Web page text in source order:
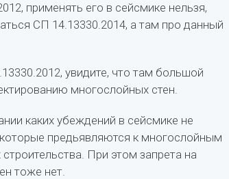
применять его в сейсмике нельзя,
СП 14.13330.2014, а там про данный
увидите, что там большой
многослойных стен.
каких убеждений в сейсмике не
предьявляются к многослойным
При этом запрета на
тоже нет.